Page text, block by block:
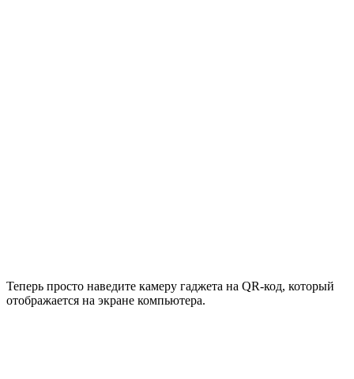
Теперь просто наведите камеру гаджета на QR-код, который
отображается на экране компьютера.